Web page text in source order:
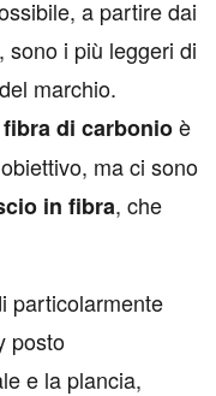
a partire dai
sono i più leggeri di
marchio.
di carbonioè
ma ci sono
in fibra, che
particolarmente
posto
e la plancia,